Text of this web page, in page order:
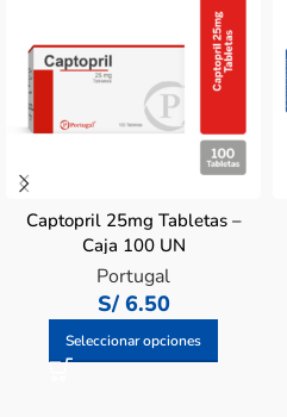
Captopril 25mg Tabletas –
Caja 100 UN
Portugal
S/6.50
Seleccionar opciones